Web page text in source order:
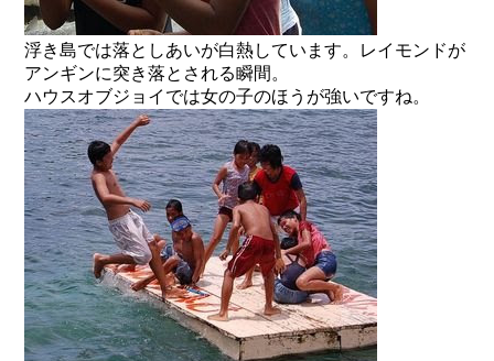
浮き島では落としあいが白熱しています。レイモンドが
アンギンに突き落とされる瞬間。
ハウスオブジョイでは女の子のほうが強いですね。